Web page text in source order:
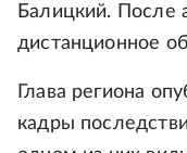
Балицкий. После
дистанционное
Глава региона
кадры